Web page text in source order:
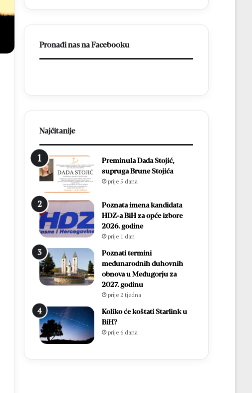
Pronađi nas na Facebooku
Najčitanije
Preminula Dada Stojić,
supruga Brune Stojića
prije 5 dana
Poznata imena kandidata
HDZ-a BiH za opće izbore
2026. godine
prije 1 dan
Poznati termini
međunarodnih duhovnih
obnova u Međugorju za
2027. godinu
prije 2 tjedna
Koliko će koštati Starlink u
BiH?
prije 6 dana